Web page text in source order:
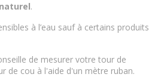
.
à l’eau sauf à certains produits
de mesurer votre tour de
de cou à l'aide d'un mètre ruban.